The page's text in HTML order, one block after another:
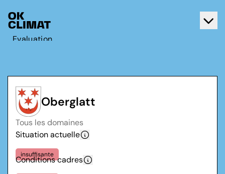
Evaluation
Contact
Français
Deutsch
Oberglatt
Tous les domaines
Situation actuelle
insuffisante
Conditions cadres